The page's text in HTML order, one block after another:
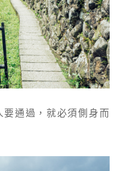
通過，就必須側身而